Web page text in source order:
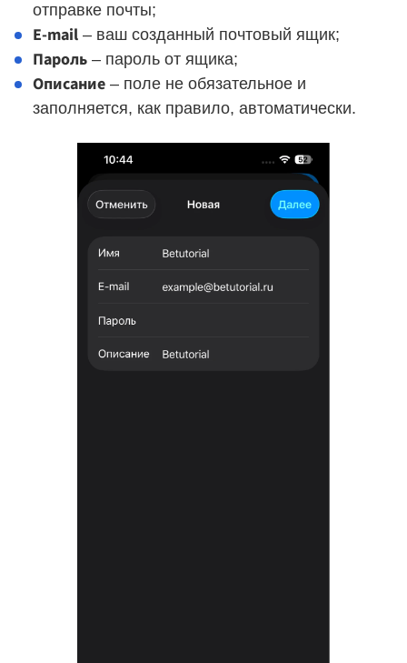
отправке почты;
E-mail – ваш созданный почтовый ящик;
Пароль – пароль от ящика;
Описание – поле не обязательное и
заполняется, как правило, автоматически.